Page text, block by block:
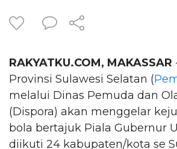
RAKYATKU.COM, MAKASSAR
Provinsi Sulawesi Selatan (
melalui Dinas Pemuda dan
(Dispora) akan menggelar
bola bertajuk Piala Gubernur
diikuti 24 kabupaten/kota se